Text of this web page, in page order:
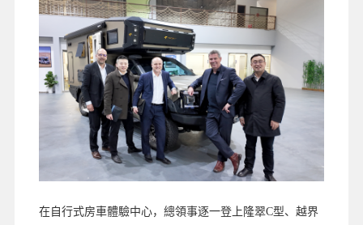
在自行式房車體驗中心，總領事逐一登上隆翠C型、越界